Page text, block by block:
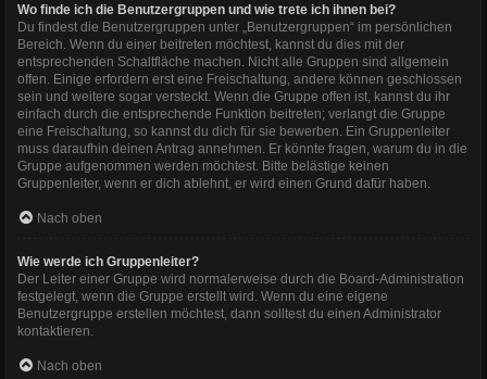
Wo finde ich die Benutzergruppen und wie trete ich ihnen bei?
Du findest die Benutzergruppen unter „Benutzergruppen“ im persönlichen
Bereich. Wenn du einer beitreten möchtest, kannst du dies mit der
entsprechenden Schaltfläche machen. Nicht alle Gruppen sind allgemein
offen. Einige erfordern erst eine Freischaltung, andere können geschlossen
sein und weitere sogar versteckt. Wenn die Gruppe offen ist, kannst du ihr
einfach durch die entsprechende Funktion beitreten; verlangt die Gruppe
eine Freischaltung, so kannst du dich für sie bewerben. Ein Gruppenleiter
muss daraufhin deinen Antrag annehmen. Er könnte fragen, warum du in die
Gruppe aufgenommen werden möchtest. Bitte belästige keinen
Gruppenleiter, wenn er dich ablehnt, er wird einen Grund dafür haben.
Nach oben
Wie werde ich Gruppenleiter?
Der Leiter einer Gruppe wird normalerweise durch die Board-Administration
festgelegt, wenn die Gruppe erstellt wird. Wenn du eine eigene
Benutzergruppe erstellen möchtest, dann solltest du einen Administrator
kontaktieren.
Nach oben